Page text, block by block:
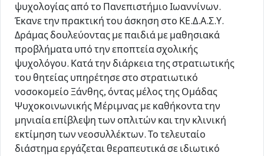
ψυχολογίας από το Πανεπιστήμιο Ιωαννίνων.
Έκανε την πρακτική του άσκηση στο ΚΕ.Δ.Α.Σ.Υ.
Δράμας δουλεύοντας με παιδιά με μαθησιακά
προβλήματα υπό την εποπτεία σχολικής
ψυχολόγου. Κατά την διάρκεια της στρατιωτικής
του θητείας υπηρέτησε στο στρατιωτικό
νοσοκομείο Ξάνθης, όντας μέλος της Ομάδας
Ψυχοκοινωνικής Μέριμνας με καθήκοντα την
μηνιαία επίβλεψη των οπλιτών και την κλινική
εκτίμηση των νεοσυλλέκτων. Το τελευταίο
διάστημα εργάζεται θεραπευτικά σε ιδιωτικό